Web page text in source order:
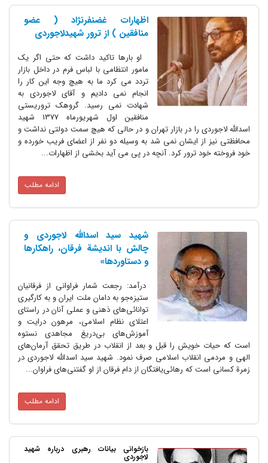
اظهارات غضنفرنژاد ( عضو
منافقین ) از ترور شهیدلاجوردی
او بارها تاکید داشت که حتی اگر یک
مامور انتظامی با لباس فرم در داخل بازار
تردد می کرد ما به هیچ وجه این کار را
انجام نمی دادیم و آقای لاجوردی به
شهادت نمی رسید. گروهک تروریستی
منافقین اول شهریورماه 1377 شهید
اسدالله لاجوردی را در بازار تهران و در حالی که هیچ سمت دولتی نداشت و
محافظتی نیز از ایشان نمی شد به وسیله دو نفر از اعضای فریب خورده و
خود فروخته خود ترور کرد. آنچه در پی می آید بخشی از اظهارات...
ادامه مطلب
شهید سید اسدالله لاجوردی و
چالش با اندیشة فرقان، راهکارها
و دستاوردها»
درآمد: رجعت شمار فراوانی از فرقانیان
ستیزه‌جو به دامان ملت ایران و به کارگیری
توانائی‌های ذهنی و عملی آنان در راستای
اعتلای نظام اسلامی، مرهون درایت و
آموزش‌های بی‌دریغ مجاهدی نستوه
است که حیات خویش را قبل و بعد از انقلاب در طریق تحقق آرمان‌های
الهی و مردمی انقلاب اسلامی صرف نمود. شهید سید اسدالله لاجوردی در
زمرة کسانی است که رهائی‌یافتگان از دام فرقان از او گفتنی‌های فراوان...
ادامه مطلب
بازخوانی بیانات رهبری درباره شهید
لاجوردی